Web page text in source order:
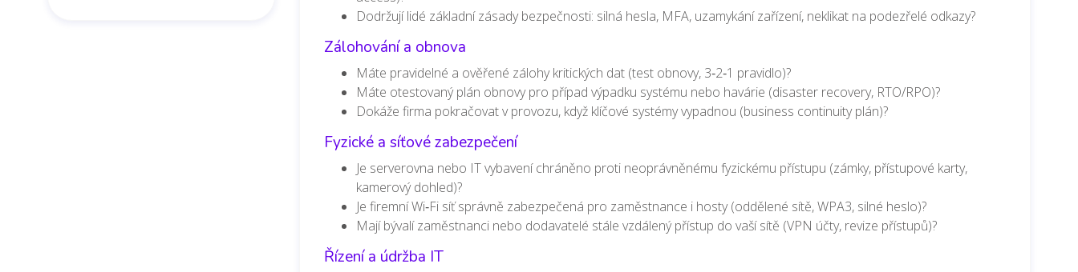
Dodržují lidé základní zásady bezpečnosti: silná hesla, MFA, uzamykání zařízení, neklikat na podezřelé odkazy?
Zálohování a obnova
Máte pravidelné a ověřené zálohy kritických dat (test obnovy, 3‑2‑1 pravidlo)?
Máte otestovaný plán obnovy pro případ výpadku systému nebo havárie (disaster recovery, RTO/RPO)?
Dokáže firma pokračovat v provozu, když klíčové systémy vypadnou (business continuity plán)?
Fyzické a síťové zabezpečení
Je serverovna nebo IT vybavení chráněno proti neoprávněnému fyzickému přístupu (zámky, přístupové karty,
kamerový dohled)?
Je firemní Wi‑Fi síť správně zabezpečená pro zaměstnance i hosty (oddělené sítě, WPA3, silné heslo)?
Mají bývalí zaměstnanci nebo dodavatelé stále vzdálený přístup do vaší sítě (VPN účty, revize přístupů)?
Řízení a údržba IT